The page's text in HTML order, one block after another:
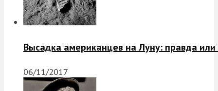
Высадка американцев на Луну: правда
06/11/2017